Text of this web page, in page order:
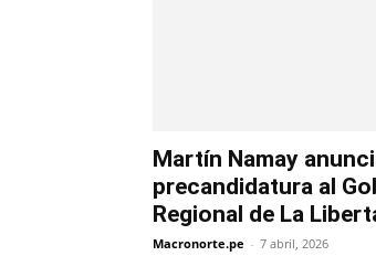
Martín Namay
precandidatura al
Regional de La
Macronorte.pe - 7 abril, 2026